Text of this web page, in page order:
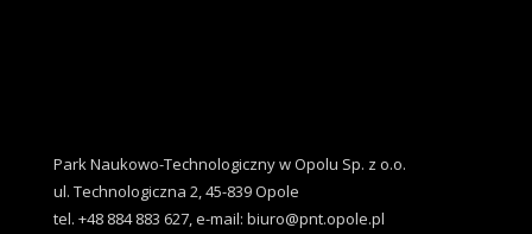
Park Naukowo-Technologiczny w Opolu Sp. z o.o.
ul. Technologiczna 2, 45-839 Opole
tel. +48 884 883 627, e-mail: biuro@pnt.opole.pl